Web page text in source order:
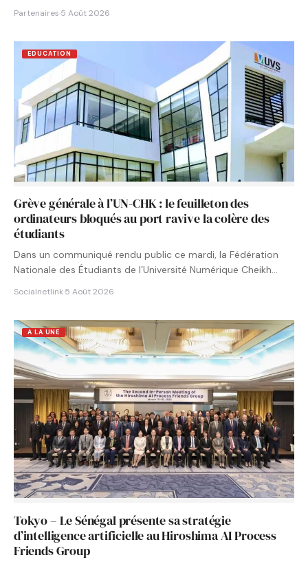
Partenaires·5 Août 2026
EDUCATION
Grève générale à l’UN-CHK : le feuilleton des
ordinateurs bloqués au port ravive la colère des
étudiants
Dans un communiqué rendu public ce mardi, la Fédération
Nationale des Étudiants de l’Université Numérique Cheikh
Socialnetlink·5 Août 2026
A LA UNE
Tokyo – Le Sénégal présente sa stratégie
d’intelligence artificielle au Hiroshima AI Process
Friends Group